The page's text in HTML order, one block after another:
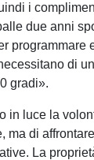
i
due anni
programmare
di
gradi».
in luce la
ma di
La